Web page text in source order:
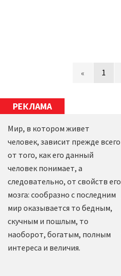
« 1
РЕКЛАМА
Мир, в котором живет
человек, зависит прежде всего
от того, как его данный
человек понимает, а
следовательно, от свойств его
мозга: сообразно с последним
мир оказывается то бедным,
скучным и пошлым, то
наоборот, богатым, полным
интереса и величия.